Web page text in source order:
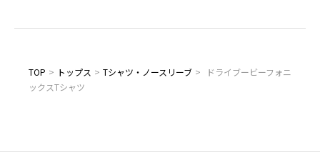
TOP > トップス > Tシャツ・ノースリーブ >
ドライブービーフォニ
ックスTシャツ